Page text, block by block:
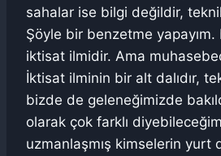
sahalar ise bilgi değildir,
Şöyle bir benzetme yapayım.
iktisat ilmidir. Ama
İktisat ilminin bir alt dalıdır,
bizde de geleneğimizde
olarak çok farklı
uzmanlaşmış kimselerin yurt